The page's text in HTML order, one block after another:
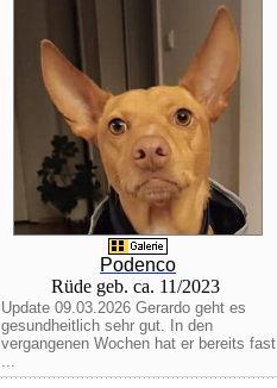
Podenco
Rüde geb. ca. 11/2023
Update 09.03.2026 Gerardo geht es
gesundheitlich sehr gut. In den
vergangenen Wochen hat er bereits fast
...